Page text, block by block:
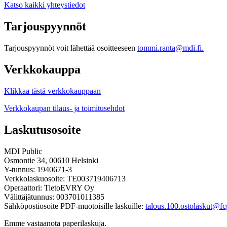
Katso kaikki yhteystiedot
Tarjouspyynnöt
Tarjouspyynnöt voit lähettää osoitteeseen tommi.ranta@mdi.fi.
Verkkokauppa
Klikkaa tästä verkkokauppaan
Verkkokaupan tilaus- ja toimitusehdot
Laskutusosoite
MDI Public
Osmontie 34, 00610 Helsinki
Y-tunnus: 1940671-3
Verkkolaskuosoite: TE003719406713
Operaattori: TietoEVRY Oy
Välittäjätunnus: 003701011385
Sähköpostiosoite PDF-muotoisille laskuille:
Emme vastaanota paperilaskuja.